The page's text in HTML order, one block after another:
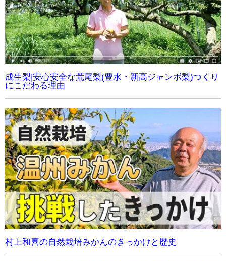
成生梨|安心安全な荒尾梨(豊水・新高ジャンボ梨)つくり
にこだわる理由
村上和喜の自然栽培みかんのきっかけと歴史